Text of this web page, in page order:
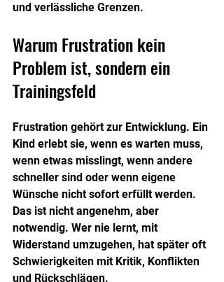
und verlässliche Grenzen.
Warum Frustration kein
Problem ist, sondern ein
Trainingsfeld
Frustration gehört zur Entwicklung. Ein
Kind erlebt sie, wenn es warten muss,
wenn etwas misslingt, wenn andere
schneller sind oder wenn eigene
Wünsche nicht sofort erfüllt werden.
Das ist nicht angenehm, aber
notwendig. Wer nie lernt, mit
Widerstand umzugehen, hat später oft
Schwierigkeiten mit Kritik, Konflikten
und Rückschlägen.